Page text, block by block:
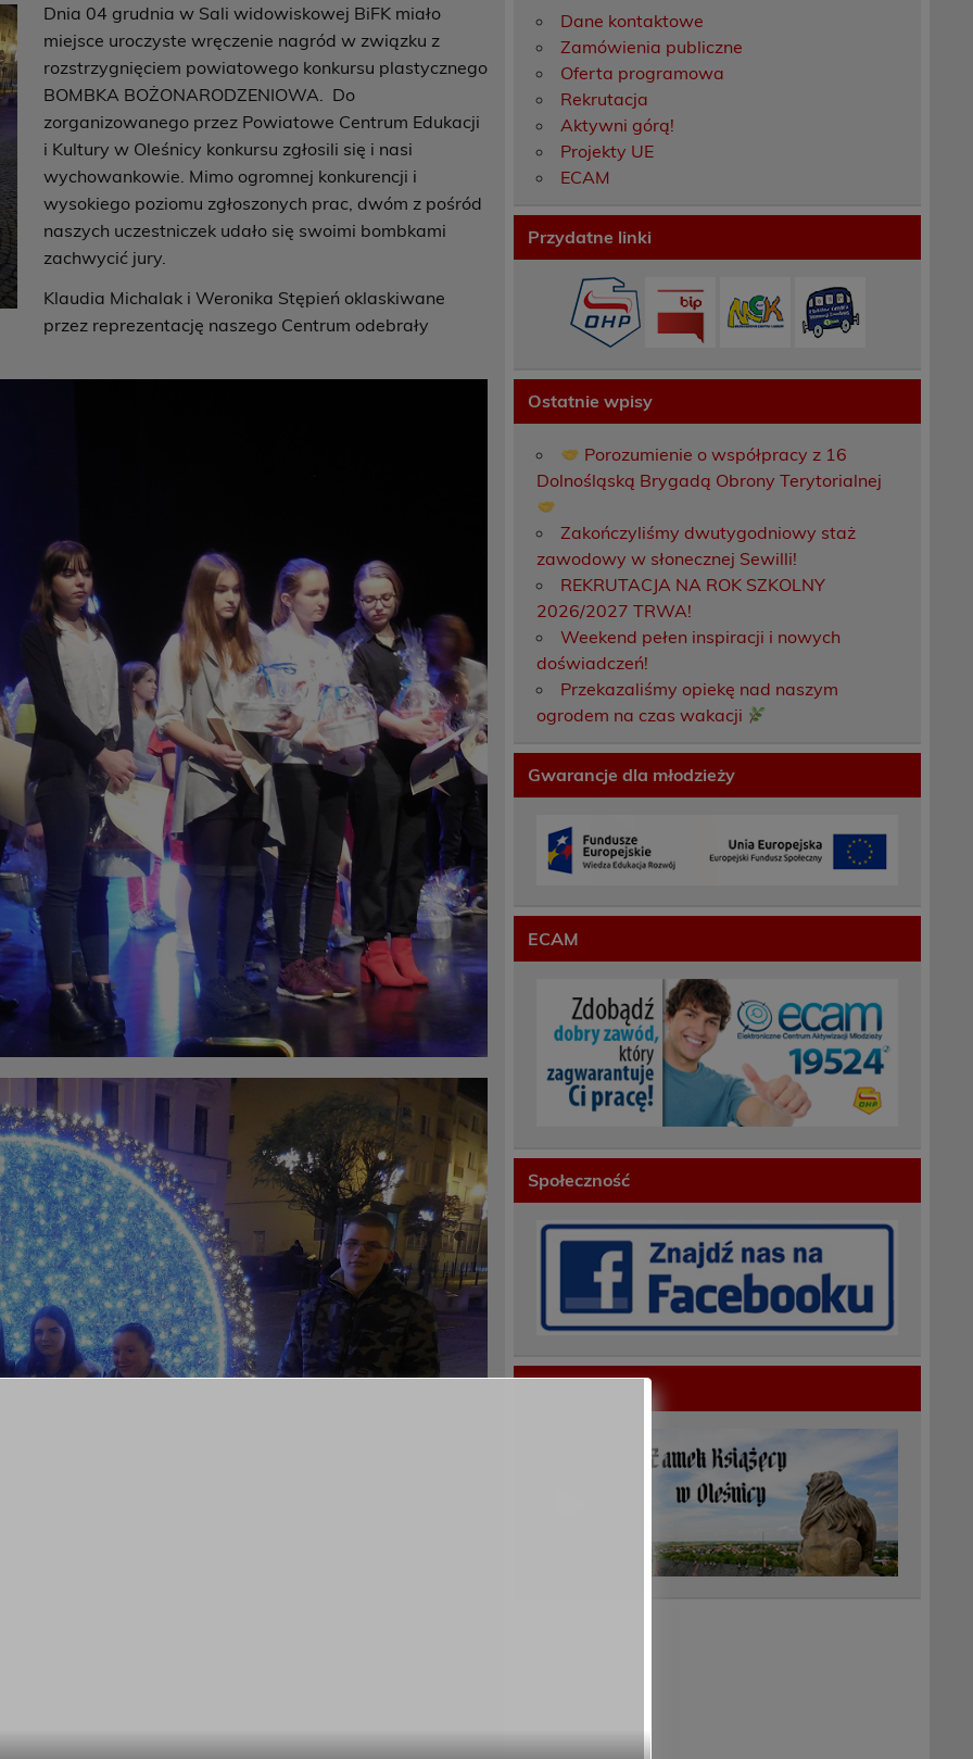
Dnia 04 grudnia w Sali widowiskowej BiFK miało
miejsce uroczyste wręczenie nagród w związku z
rozstrzygnięciem powiatowego konkursu plastycznego
BOMBKA BOŻONARODZENIOWA. Do
zorganizowanego przez Powiatowe Centrum Edukacji
i Kultury w Oleśnicy konkursu zgłosili się i nasi
wychowankowie. Mimo ogromnej konkurencji i
wysokiego poziomu zgłoszonych prac, dwóm z pośród
naszych uczestniczek udało się swoimi bombkami
zachwycić jury.
Klaudia Michalak i Weronika Stępień oklaskiwane
przez reprezentację naszego Centrum odebrały
Dane kontaktowe
Zamówienia publiczne
Oferta programowa
Rekrutacja
Aktywni górą!
Projekty UE
ECAM
Przydatne linki
Ostatnie wpisy
Porozumienie o współpracy z 16
Dolnośląską Brygadą Obrony Terytorialnej
Zakończyliśmy dwutygodniowy staż
zawodowy w słonecznej Sewilli!
REKRUTACJA NA ROK SZKOLNY
2026/2027 TRWA!
Weekend pełen inspiracji i nowych
doświadczeń!
Przekazaliśmy opiekę nad naszym
ogrodem na czas wakacji
Gwarancje dla młodzieży
ECAM
Społeczność